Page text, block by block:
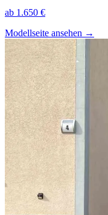
ab 1.650 €
Modellseite ansehen →